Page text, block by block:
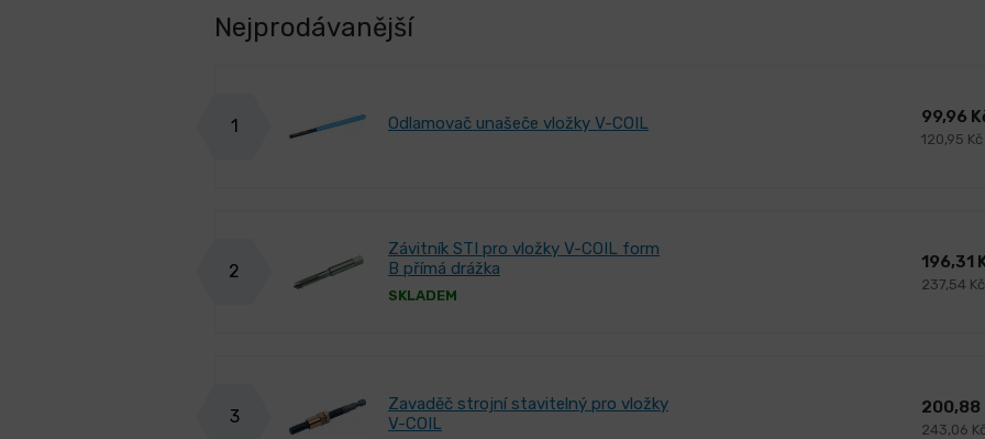
Nejprodávanější
1 Odlamovač unašeče vložky V-COIL 99,96
120,95
2
Závitník STI pro vložky V-COIL form
B přímá drážka
SKLADEM
196,31
237,54
3
Zavaděč strojní stavitelný pro vložky
V-COIL
200,88
243,06